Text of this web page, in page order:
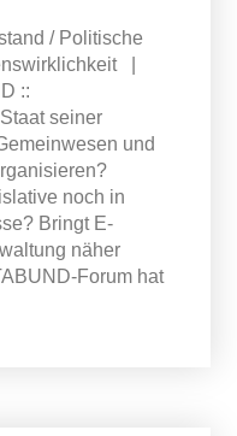
/ Politische
|
::
seiner
und
noch in
Bringt E-
näher
Forum hat